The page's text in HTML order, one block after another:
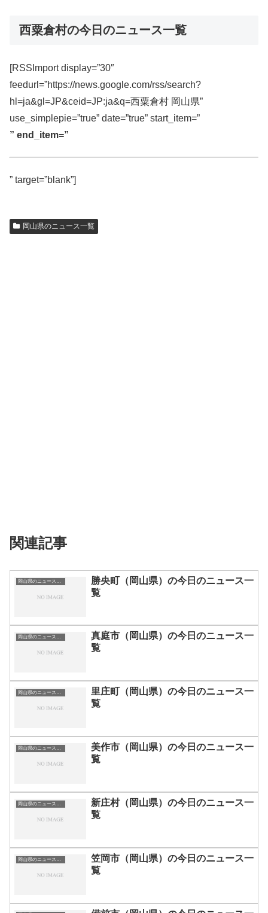
西粟倉村の今日のニュース一覧
[RSSImport display=”30″
feedurl=”https://news.google.com/rss/search?
hl=ja&gl=JP&ceid=JP:ja&q=西粟倉村 岡山県”
use_simplepie=”true” date=”true” start_item=”
” end_item=”
” target=”blank”]
岡山県のニュース一覧
関連記事
岡山県のニュース一覧
勝央町（岡山県）の今日のニュース一
覧
岡山県のニュース一覧
真庭市（岡山県）の今日のニュース一
覧
岡山県のニュース一覧
里庄町（岡山県）の今日のニュース一
覧
岡山県のニュース一覧
美作市（岡山県）の今日のニュース一
覧
岡山県のニュース一覧
新庄村（岡山県）の今日のニュース一
覧
岡山県のニュース一覧
笠岡市（岡山県）の今日のニュース一
覧